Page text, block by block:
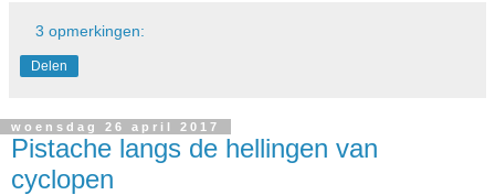
3 opmerkingen:
Delen
woensdag 26 april 2017
Pistache langs de hellingen van
cyclopen